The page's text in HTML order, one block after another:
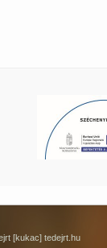
[kukac] tedejrt.hu